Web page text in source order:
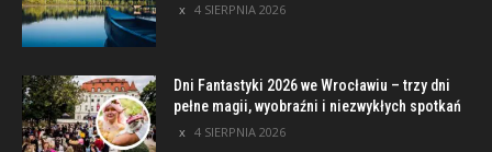
4 SIERPNIA 2026
Dni Fantastyki 2026 we Wrocławiu – trzy dni
pełne magii, wyobraźni i niezwykłych spotkań
4 SIERPNIA 2026